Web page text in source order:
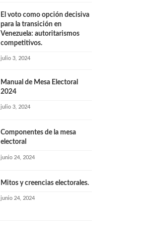
El voto como opción decisiva
para la transición en
Venezuela: autoritarismos
competitivos.
julio 3, 2024
Manual de Mesa Electoral
2024
julio 3, 2024
Componentes de la mesa
electoral
junio 24, 2024
Mitos y creencias electorales.
junio 24, 2024